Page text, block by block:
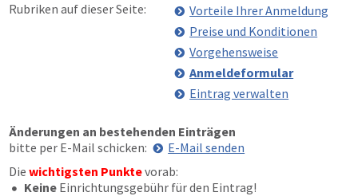
Rubriken auf dieser Seite:
Vorteile Ihrer Anmeldung
Preise und Konditionen
Vorgehensweise
Anmeldeformular
Eintrag verwalten
Die wichtigsten Punktevorab:
Keine Einrichtungsgebühr für den Eintrag!
Änderungen an bestehenden Einträgen
bitte per E-Mail schicken:
E-Mail senden